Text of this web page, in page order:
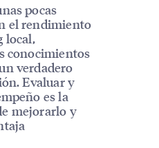
pocas
el rendimiento
local,
conocimientos
verdadero
Evaluar y
es la
mejorarlo y